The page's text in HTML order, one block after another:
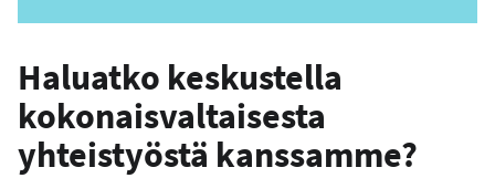
Haluatko keskustella
kokonaisvaltaisesta
yhteistyöstä kanssamme?